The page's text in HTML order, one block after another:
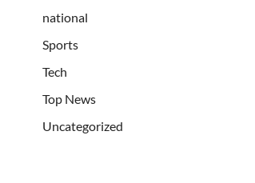
national
Sports
Tech
Top News
Uncategorized